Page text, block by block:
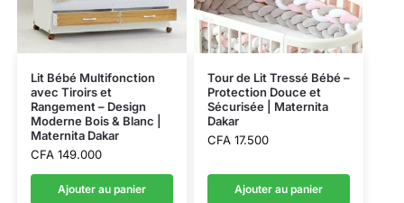
Lit Bébé Multifonction
avec Tiroirs et
Rangement – Design
Moderne Bois & Blanc |
Maternita Dakar
CFA149.000
Ajouter au panier
Tour de Lit Tressé Bébé –
Protection Douce et
Sécurisée | Maternita
Dakar
CFA17.500
Ajouter au panier